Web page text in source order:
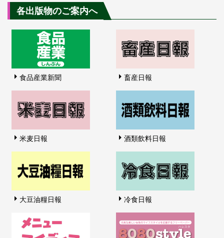
各出版物のご案内へ
食品産業新聞 畜産日報
米麦日報 酒類飲料日報
大豆油糧日報 冷食日報